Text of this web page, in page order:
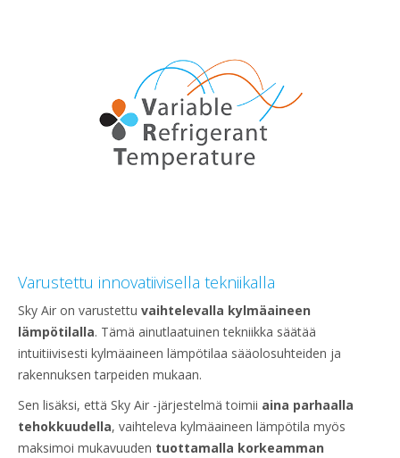
Varustettu innovatiivisella tekniikalla
Sky Air on varustettu vaihtelevalla kylmäaineen
lämpötilalla. Tämä ainutlaatuinen tekniikka säätää
intuitiivisesti kylmäaineen lämpötilaa sääolosuhteiden ja
rakennuksen tarpeiden mukaan.
Sen lisäksi, että Sky Air -järjestelmä toimii aina parhaalla
tehokkuudella, vaihteleva kylmäaineen lämpötila myös
maksimoi mukavuuden tuottamalla korkeamman